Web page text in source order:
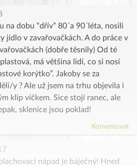
na dobu “dřív” 80´a 90´léta, nosili
jídlo v zavařovačkách. A do práce v
(dobře těsnily) Od té
má většina lidí, co si nosí
korýtko”. Jakoby se za
y ? Ale už jsem na trhu objevila i
klip víčkem. Sice stojí ranec, ale
sklenice jsou poklad!
Komentovat
nápad je báječný! Hned